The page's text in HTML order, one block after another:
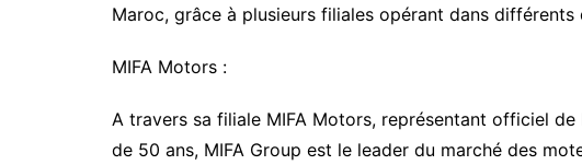
Maroc, grâce à plusieurs filiales opérant dans
MIFA Motors :
A travers sa filiale MIFA Motors, représentant officiel
de 50 ans, MIFA Group est le leader du marché des